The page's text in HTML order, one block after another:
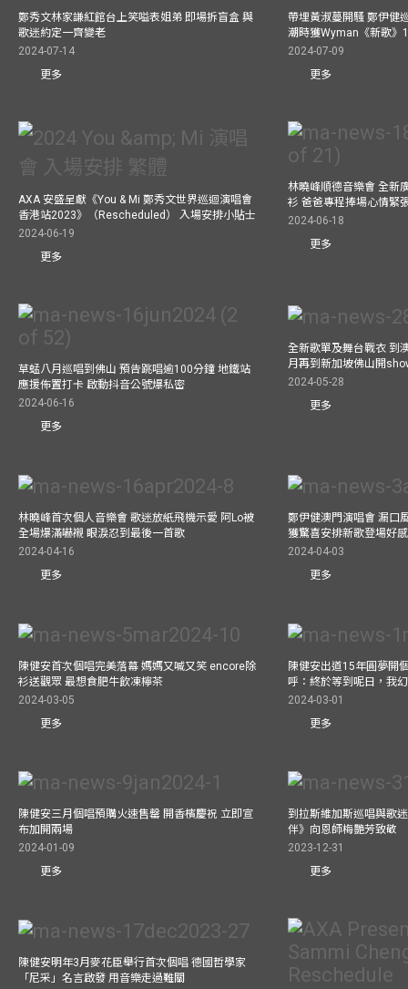
鄭秀文林家謙紅館台上笑嗌表姐弟 即場拆盲盒 與
歌迷約定一齊變老
2024-07-14
更多
帶埋黃淑蔓開騷 鄭伊健
潮時獲Wyman《新歌》
2024-07-09
更多
AXA 安盛呈獻《You & Mi 鄭秀文世界巡迴演唱會
香港站2023》（Rescheduled） 入場安排小貼士
2024-06-19
更多
林曉峰順德音樂會 全新
衫 爸爸專程捧場心情緊
2024-06-18
更多
草蜢八月巡唱到佛山 預告跳唱逾100分鐘 地鐵站
應援佈置打卡 啟動抖音公號爆私密
2024-06-16
更多
全新歌單及舞台戰衣 到
月再到新加坡佛山開
2024-05-28
更多
林曉峰首次個人音樂會 歌迷放紙飛機示愛 阿Lo被
全場爆滿嚇襯 眼淚忍到最後一首歌
2024-04-16
更多
鄭伊健澳門演唱會 漏口
獲驚喜安排新歌登場好
2024-04-03
更多
陳健安首次個唱完美落幕 媽媽又喊又笑 encore除
衫送觀眾 最想食肥牛飲凍檸茶
2024-03-05
更多
陳健安出道15年圓夢開
呼：終於等到呢日，我
2024-03-01
更多
陳健安三月個唱預購火速售罄 開香檳慶祝 立即宣
布加開兩場
2024-01-09
更多
到拉斯維加斯巡唱與歌
伴》向恩師梅艷芳致敬
2023-12-31
更多
陳健安明年3月麥花臣舉行首次個唱 德國哲學家
「尼采」名言啟發 用音樂走過難關